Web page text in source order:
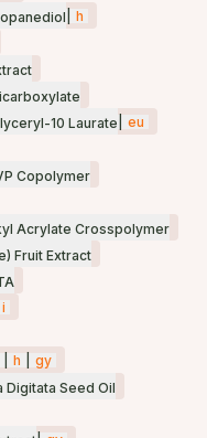
h
10 Laurate
eu
Copolymer
Acrylate Crosspolymer
Fruit Extract
i
h
gy
Digitata Seed Oil